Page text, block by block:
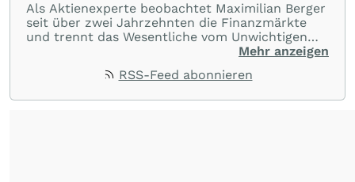
Als Aktienexperte beobachtet Maximilian Berger
seit über zwei Jahrzehnten die Finanzmärkte
und trennt das Wesentliche vom Unwichtigen
und liefert wöchentlich klare, unabhängige
und Renditen liefern.
Mehr anzeigen
RSS-Feed abonnieren